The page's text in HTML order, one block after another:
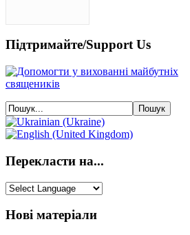
Підтримайте/Support Us
Перекласти на...
Нові матеріали